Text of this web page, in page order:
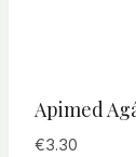
Apimed
€3.30